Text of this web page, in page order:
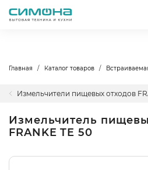
РАСПРОДАЖА
Главная Каталог товаров
Измельчители пищевых отходов
Измельчитель
FRANKE TE 50